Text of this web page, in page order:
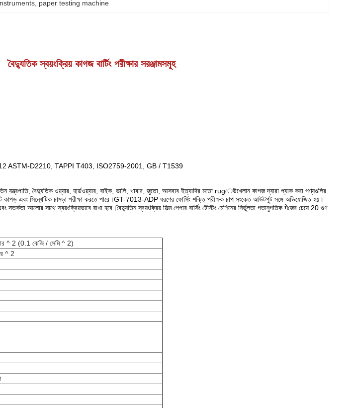
paper testing machine
বৈদ্যুতিক স্বয়ংক্রিয় কাগজ বার্টিং পরীক্ষার সরঞ্জামসমূহ
ASTM-D2210, TAPPI T403, ISO2759-2001, GB / T1539
যন্ত্রপাতি, বৈদ্যুতিক ওয়্যার, হার্ডওয়্যার, বাইক, ভালি, খাবার, জুতো, আসবাব ইত্যাদির মতো rugেউখেলান কাগজ দ্বারা প্যাক করা পণ্যগুলির
কাপড় এবং সিন্থেটিক চামড়া পরীক্ষা করতে পারে।GT-7013-ADP ধরণের ফোর্সিং শক্তি পরীক্ষক চাপ সংকেত আউটপুট সঙ্গে অভিযোজিত হয়।
সতর্কতা আলোর সাথে স্বয়ংক্রিয়ভাবে রাখা হবে।বৈদ্যুতিন স্বয়ংক্রিয় ফিল্ম পেপার বার্সিং টেস্টিং মেশিনের নির্ভুলতা গতানুগতিক गेজের চেয়ে 20 গুণ
^ 2 (0.1 কেজি / সেমি ^ 2)
^ 2